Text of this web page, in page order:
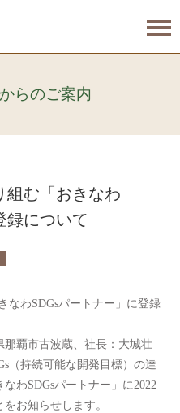
らのご案内
組む「おきなわ
録について
なわSDGsパートナー」に登録
覇市古波蔵、社長：大城壮
（持続可能な開発目標）の達
わSDGsパートナー」に2022
お知らせします。